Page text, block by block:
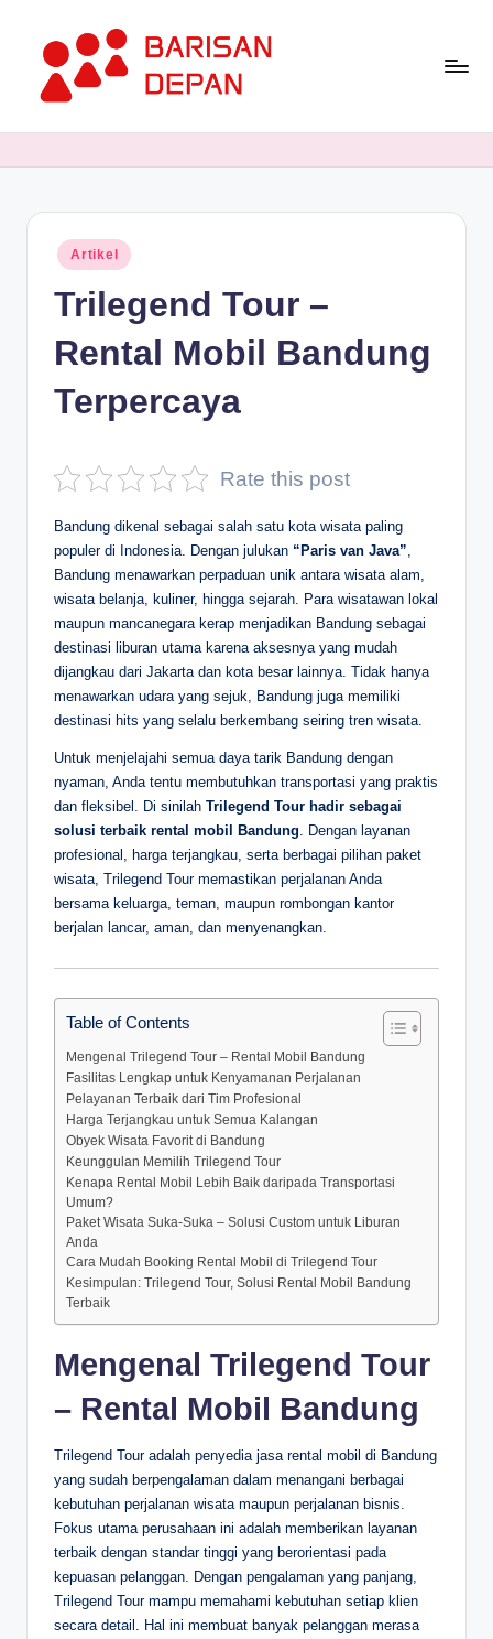
content
B
D
Terupdate
Posted
in
Artikel
Trilegend Tour –
Rental Mobil Bandung
Terpercaya
Rate this post
Bandung dikenal sebagai salah satu kota wisata paling
populer di Indonesia. Dengan julukan “Paris van Java”
Bandung menawarkan perpaduan unik antara wisata alam,
wisata belanja, kuliner, hingga sejarah. Para wisatawan lokal
maupun mancanegara kerap menjadikan Bandung sebagai
destinasi liburan utama karena aksesnya yang mudah
dijangkau dari Jakarta dan kota besar lainnya. Tidak hanya
menawarkan udara yang sejuk, Bandung juga memiliki
destinasi hits yang selalu berkembang seiring tren wisata.
Untuk menjelajahi semua daya tarik Bandung dengan
nyaman, Anda tentu membutuhkan transportasi yang praktis
dan fleksibel. Di sinilah Trilegend Tour hadir sebagai
solusi terbaik rental mobil Bandung . Dengan layanan
profesional, harga terjangkau, serta berbagai pilihan paket
wisata, Trilegend Tour memastikan perjalanan Anda
bersama keluarga, teman, maupun rombongan kantor
berjalan lancar, aman, dan menyenangkan.
Table of Contents
Mengenal Trilegend Tour – Rental Mobil Bandung
Fasilitas Lengkap untuk Kenyamanan Perjalanan
Pelayanan Terbaik dari Tim Profesional
Harga Terjangkau untuk Semua Kalangan
Obyek Wisata Favorit di Bandung
Keunggulan Memilih Trilegend Tour
Kenapa Rental Mobil Lebih Baik daripada Transportasi
Umum?
Paket Wisata Suka-Suka – Solusi Custom untuk Liburan
Anda
Cara Mudah Booking Rental Mobil di Trilegend Tour
Kesimpulan: Trilegend Tour, Solusi Rental Mobil Bandung
Terbaik
Mengenal Trilegend Tour
– Rental Mobil Bandung
Trilegend Tour adalah penyedia jasa rental mobil di Bandung
yang sudah berpengalaman dalam menangani berbagai
kebutuhan perjalanan wisata maupun perjalanan bisnis.
Fokus utama perusahaan ini adalah memberikan layanan
terbaik dengan standar tinggi yang berorientasi pada
kepuasan pelanggan. Dengan pengalaman yang panjang,
Trilegend Tour mampu memahami kebutuhan setiap klien
secara detail. Hal ini membuat banyak pelanggan merasa